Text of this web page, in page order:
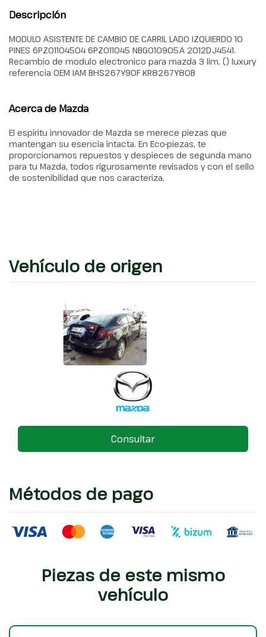
Descripción
MODULO ASISTENTE DE CAMBIO DE CARRIL LADO IZQUIERDO 10
PINES 6PZ01104504 6PZ011045 NBG010905A 2012DJ4541.
Recambio de modulo electronico para mazda 3 lim. () luxury
referencia OEM IAM BHS267Y90F KR8267Y80B
Acerca de Mazda
El espíritu innovador de Mazda se merece piezas que
mantengan su esencia intacta. En Eco-piezas, te
proporcionamos repuestos y despieces de segunda mano
para tu Mazda, todos rigurosamente revisados y con el sello
de sostenibilidad que nos caracteriza.
Vehículo de origen
Consultar
Métodos de pago
Piezas de este mismo
vehículo